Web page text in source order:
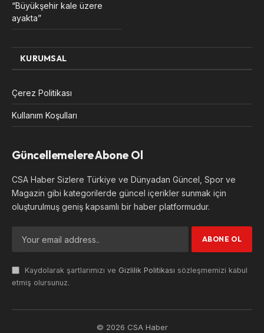
“Büyükşehir kale üzere
ayakta”
KURUMSAL
Çerez Politikası
Kullanım Koşulları
Güncellemelere Abone Ol
CSA Haber Sizlere Türkiye ve Dünyadan Güncel, Spor ve
Magazin gibi kategorilerde güncel içerikler sunmak için
oluşturulmuş geniş kapsamlı bir haber platformudur.
Kaydolarak şartlarımızı ve Gizlilik Politikası sözleşmemizi kabul
etmiş olursunuz.
© 2026 CSA Haber